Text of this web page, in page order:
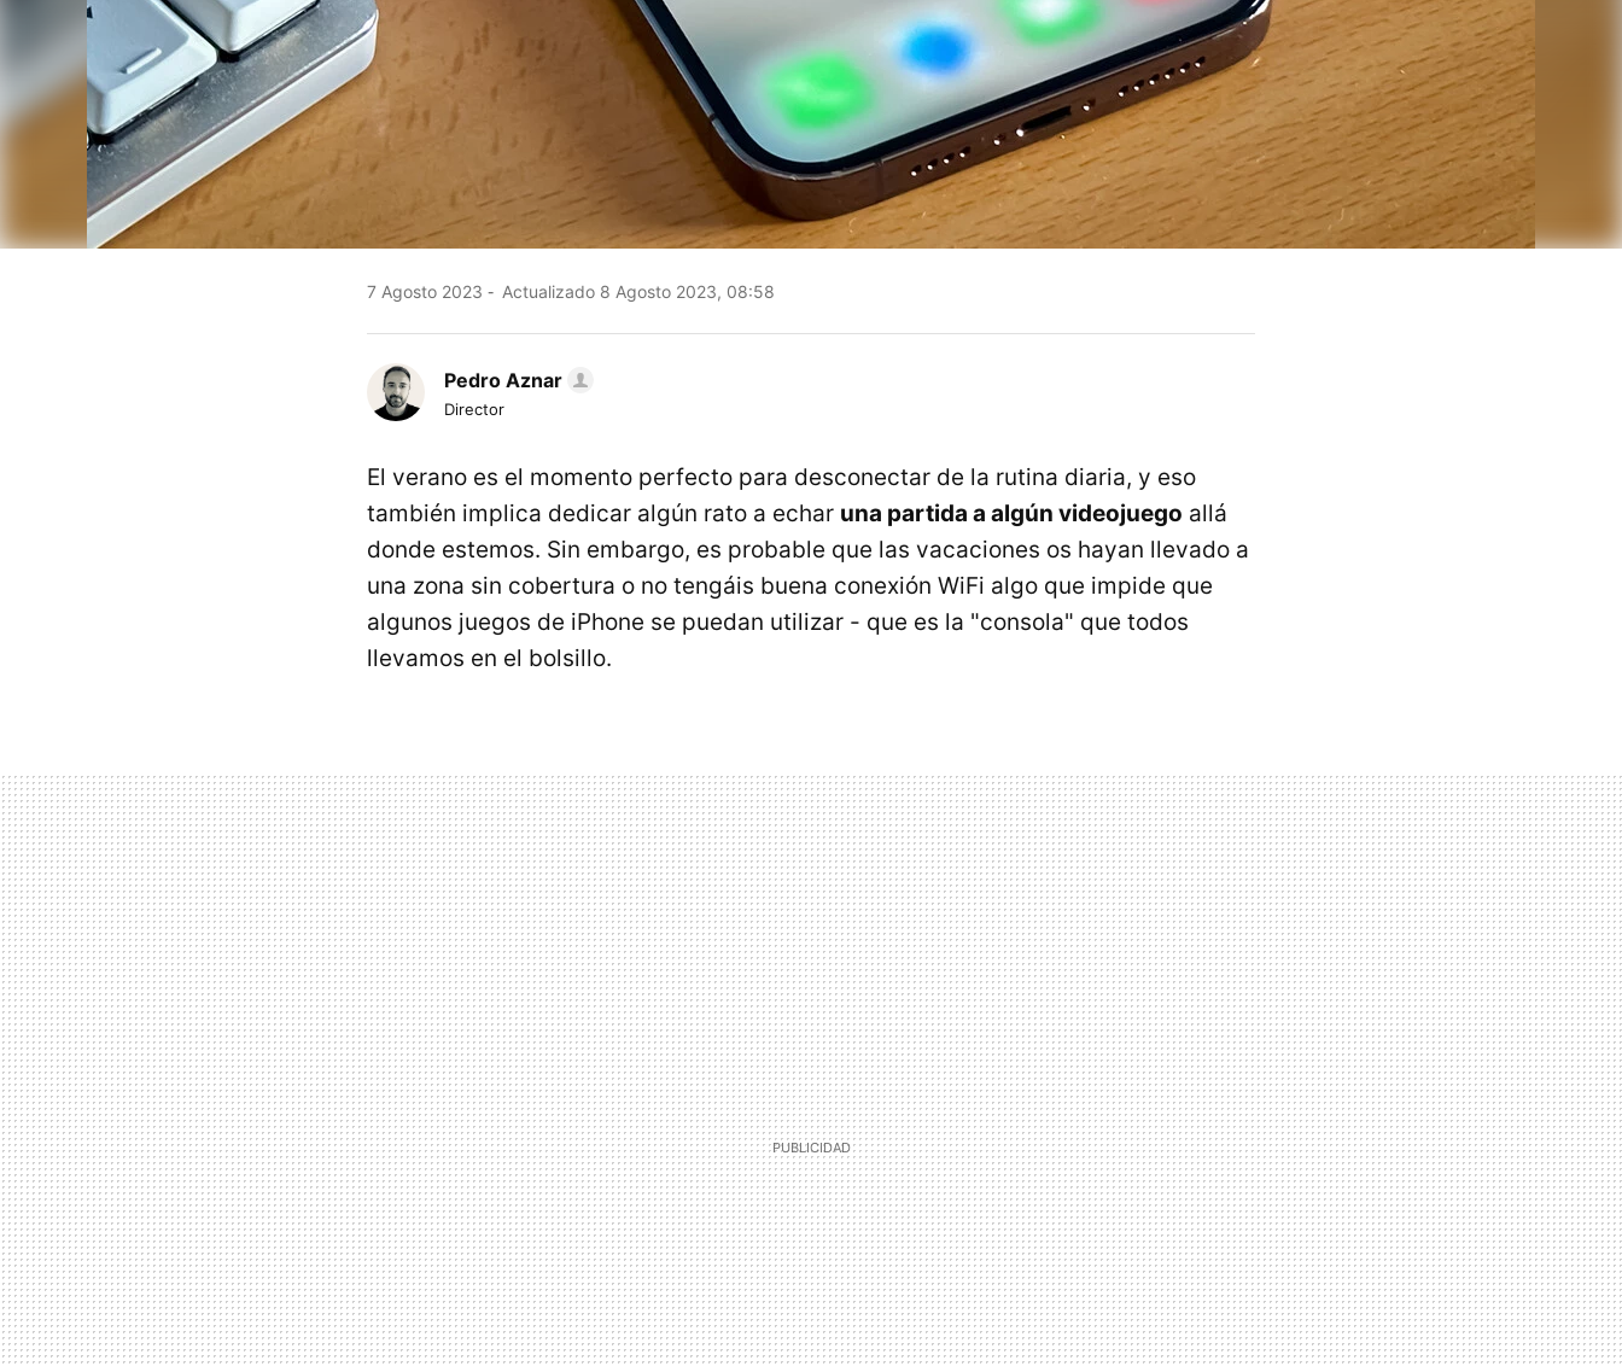
7 Agosto 2023 Actualizado 8 Agosto 2023, 08:58
Pedro Aznar
Director
El verano es el momento perfecto para desconectar de la rutina diaria, y eso
también implica dedicar algún rato a echar una partida a algún videojuego allá
donde estemos. Sin embargo, es probable que las vacaciones os hayan llevado a
una zona sin cobertura o no tengáis buena conexión WiFi algo que impide que
algunos juegos de iPhone se puedan utilizar - que es la "consola" que todos
llevamos en el bolsillo.